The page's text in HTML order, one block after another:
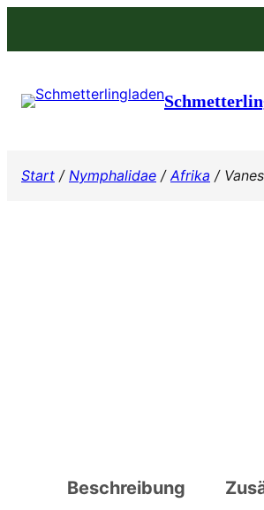
Start / Nymphalidae /Afrika /
Beschreibung